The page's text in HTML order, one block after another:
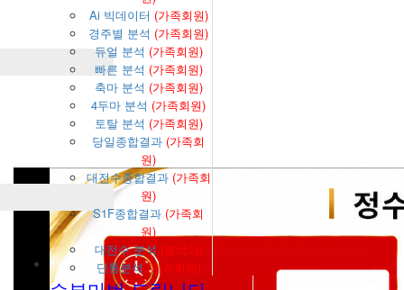
Ai 빅데이터 (가족회원)
경주별 분석 (가족회원)
듀얼 분석 (가족회원)
빠른 분석 (가족회원)
축마 분석 (가족회원)
4두마 분석 (가족회원)
토탈 분석 (가족회원)
당일종합결과 (가족회
원)
대전수종합결과 (가족회
원)
S1F종합결과 (가족회
원)
대전수 분석 (분석가)
단통분석(가족회원)